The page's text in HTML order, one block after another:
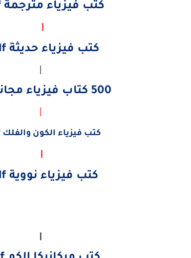
كتب فيزياء مترجمة pdf
كتب فيزياء حديثة pdf
|
500 كتاب فيزياء مجاناً pdf
|
كتب فيزياء الكون والفلك pdf
كتب فيزياء نووية pdf